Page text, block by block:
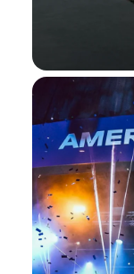
العربية
لقاءات مع
الحرفيين، وتجارب معاينة حصرية.